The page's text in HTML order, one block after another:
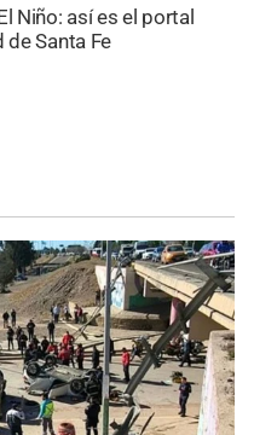
Niño: así es el portal
Santa Fe